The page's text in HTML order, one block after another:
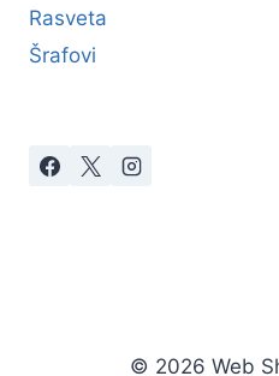
Rasveta
Šrafovi
© 2026 Web